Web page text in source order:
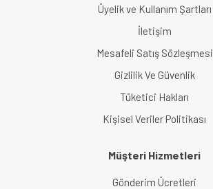
Üyelik ve Kullanım Şartları
İletişim
Mesafeli Satış Sözleşmesi
Gizlilik Ve Güvenlik
Tüketici Hakları
Kişisel Veriler Politikası
Müşteri Hizmetleri
Gönderim Ücretleri